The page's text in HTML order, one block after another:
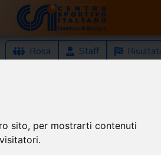
sito, per mostrarti contenuti
Rosa Staff Risultati